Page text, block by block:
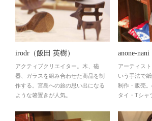
irodr（飯田 英樹）
アクティブクリエイター。木、磁
器、ガラスを組み合わせた商品を制
作する。宮島への旅の思い出になる
ような箸置きが人気。
anone-nani
アーティス
いう手法で
制作・販売
タイ・Tシャ